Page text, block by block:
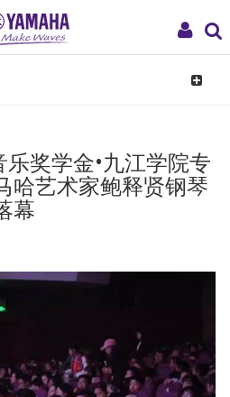
My
Toggle
乐奖学金•九江学院专
哈艺术家鲍释贤钢琴
幕